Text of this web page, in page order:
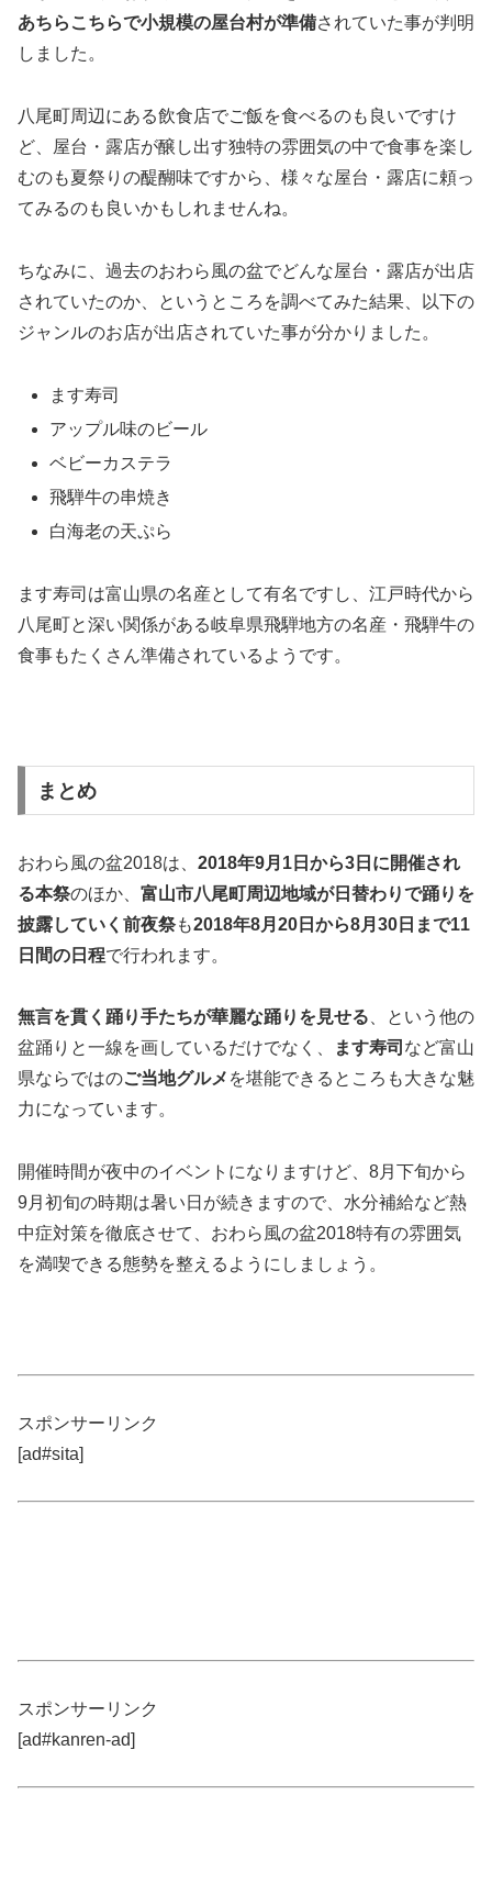
あちらこちらで小規模の屋台村が準備されていた事が判明
しました。
八尾町周辺にある飲食店でご飯を食べるのも良いですけ
ど、屋台・露店が醸し出す独特の雰囲気の中で食事を楽し
むのも夏祭りの醍醐味ですから、様々な屋台・露店に頼っ
てみるのも良いかもしれませんね。
ちなみに、過去のおわら風の盆でどんな屋台・露店が出店
されていたのか、というところを調べてみた結果、以下の
ジャンルのお店が出店されていた事が分かりました。
ます寿司
アップル味のビール
ベビーカステラ
飛騨牛の串焼き
白海老の天ぷら
ます寿司は富山県の名産として有名ですし、江戸時代から
八尾町と深い関係がある岐阜県飛騨地方の名産・飛騨牛の
食事もたくさん準備されているようです。
まとめ
おわら風の盆2018は、 2018年9月1日から3日に開催され
る本祭のほか、 富山市八尾町周辺地域が日替わりで踊りを
披露していく前夜祭も2018年8月20日から8月30日まで11
日間の日程で行われます。
無言を貫く踊り手たちが華麗な踊りを見せる 、という他の
盆踊りと一線を画しているだけでなく、
ます寿司 など富山
県ならではのご当地グルメ を堪能できるところも大きな魅
力になっています。
開催時間が夜中のイベントになりますけど、8月下旬から
9月初旬の時期は暑い日が続きますので、水分補給など熱
中症対策を徹底させて、おわら風の盆2018特有の雰囲気
を満喫できる態勢を整えるようにしましょう。
スポンサーリンク
[ad#sita]
スポンサーリンク
[ad#kanren-ad]